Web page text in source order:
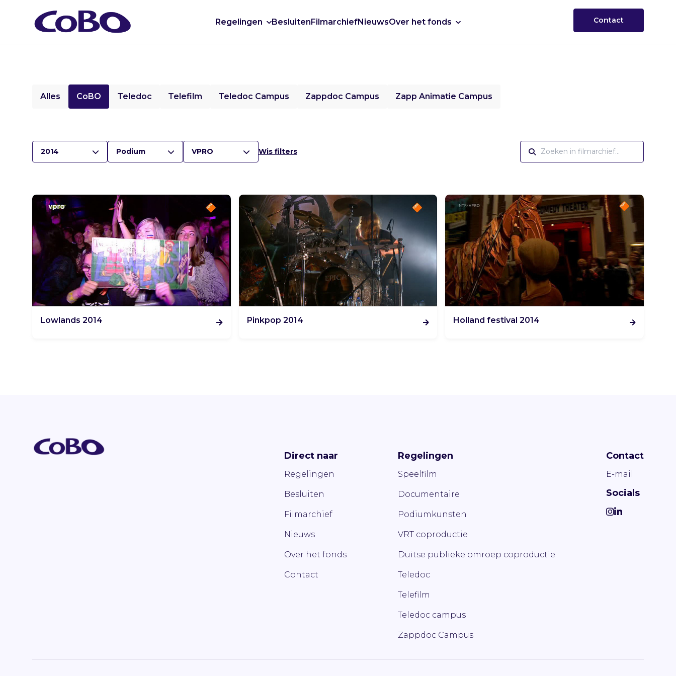
Regelingen BesluitenFilmarchiefNieuwsOver het fonds Contact
Alles CoBO Teledoc Telefilm Teledoc Campus Zappdoc Campus Zapp Animatie Campus
2014 Podium VPRO Wis filters
Lowlands 2014 Pinkpop 2014 Holland festival 2014
Direct naar
Regelingen
Besluiten
Filmarchief
Nieuws
Over het fonds
Contact
Regelingen
Speelfilm
Documentaire
Podiumkunsten
VRT coproductie
Duitse publieke omroep coproductie
Teledoc
Telefilm
Teledoc campus
Zappdoc Campus
Contact
E-mail
Socials